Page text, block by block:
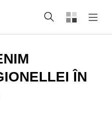
Căutare
ÎN